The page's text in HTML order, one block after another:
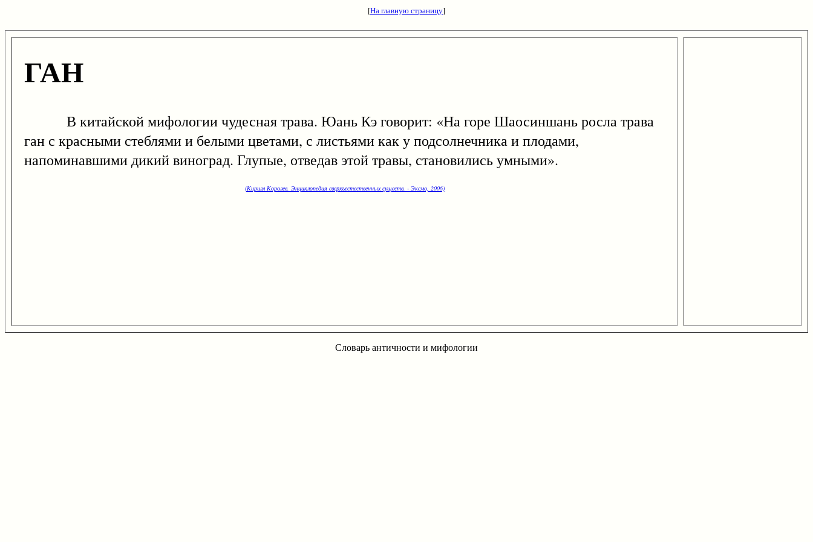
[На главную страницу]
ГАН
В китайской мифологии чудесная трава. Юань Кэ говорит: «На горе Шаосиншань росла трава
ган с красными стеблями и белыми цветами, с листьями как у подсолнечника и плодами,
напоминавшими дикий виноград. Глупые, отведав этой травы, становились умными».
(Кирилл Королев. Энциклопедия сверхъестественных существ. - Эксмо, 2006)
Словарь античности и мифологии